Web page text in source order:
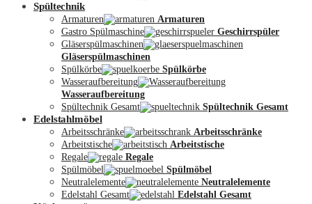
Kontakt
Spültechnik
Armaturen
Armaturen
Gastro Spülmaschine
Geschirrspüler
Gläserspülmaschinen
Gläserspülmaschinen
Spülkörbe
Spülkörbe
Wasseraufbereitung
Wasseraufbereitung
Spültechnik Gesamt
Spültechnik Gesamt
Edelstahlmöbel
Arbeitsschränke
Arbeitsschränke
Arbeitstische
Arbeitstische
Regale
Regale
Spülmöbel
Spülmöbel
Neutralelemente
Neutralelemente
Edelstahl Gesamt
Edelstahl Gesamt